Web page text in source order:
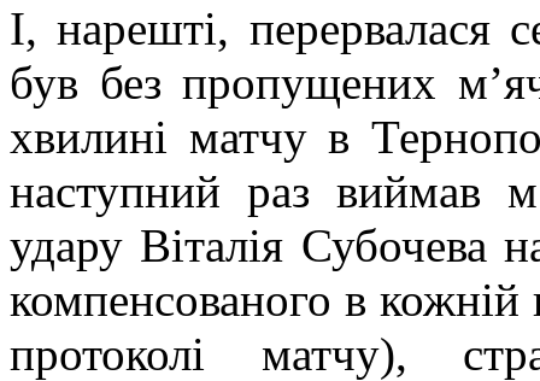
І, нарешті, перервалася
був без пропущених
хвилині матчу в
наступний раз виймав
удару Віталія Субочева
компенсованого в кожній
протоколі матчу),